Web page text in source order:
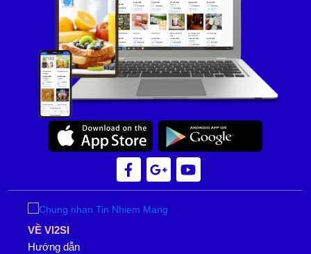
VỀ VI2SI
Hướng dẫn